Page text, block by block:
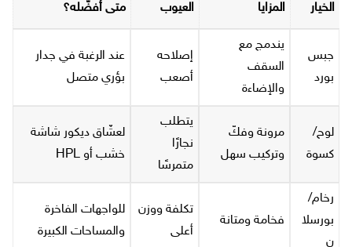
الخيار المزايا العيوب متى أفضّله؟
جبس
بورد
يندمج مع
السقف
والإضاءة
إصلاحه
أصعب
عند الرغبة في جدار
بؤري متصل
لوح/
كسوة
مرونة وفكّ
وتركيب سهل
يتطلب
نجارًا
متمرسًا
لعشّاق ديكور شاشة
خشب أو HPL
رخام/
بورسلا
ن
فخامة ومتانة
تكلفة ووزن
أعلى
للواجهات الفاخرة
والمساحات الكبيرة